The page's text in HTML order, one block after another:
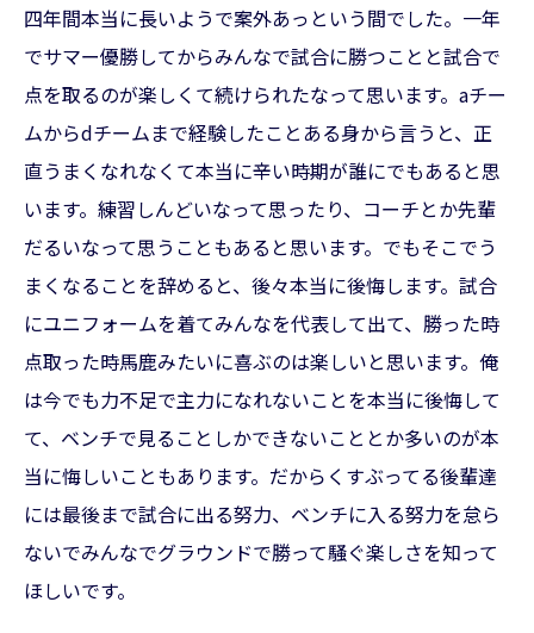
四年間本当に長いようで案外あっという間でした。一年
でサマー優勝してからみんなで試合に勝つことと試合で
点を取るのが楽しくて続けられたなって思います。aチー
ムからdチームまで経験したことある身から言うと、正
直うまくなれなくて本当に辛い時期が誰にでもあると思
います。練習しんどいなって思ったり、コーチとか先輩
だるいなって思うこともあると思います。でもそこでう
まくなることを辞めると、後々本当に後悔します。試合
にユニフォームを着てみんなを代表して出て、勝った時
点取った時馬鹿みたいに喜ぶのは楽しいと思います。俺
は今でも力不足で主力になれないことを本当に後悔して
て、ベンチで見ることしかできないこととか多いのが本
当に悔しいこともあります。だからくすぶってる後輩達
には最後まで試合に出る努力、ベンチに入る努力を怠ら
ないでみんなでグラウンドで勝って騒ぐ楽しさを知って
ほしいです。